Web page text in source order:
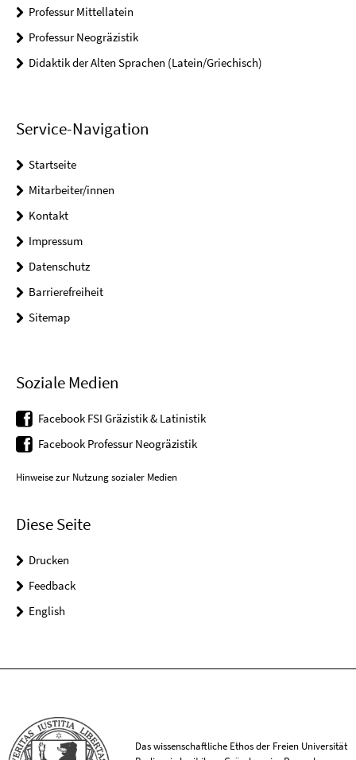
Professur Mittellatein
Professur Neogräzistik
Didaktik der Alten Sprachen (Latein/Griechisch)
Service-Navigation
Startseite
Mitarbeiter/innen
Kontakt
Impressum
Datenschutz
Barrierefreiheit
Sitemap
Soziale Medien
Facebook FSI Gräzistik & Latinistik
Facebook Professur Neogräzistik
Hinweise zur Nutzung sozialer Medien
Diese Seite
Drucken
Feedback
English
Das wissenschaftliche Ethos der Freien Universität